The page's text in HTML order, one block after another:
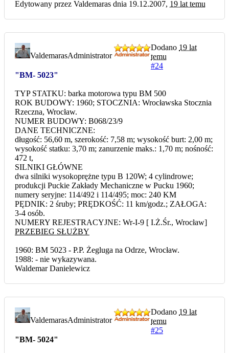
Edytowany przez Valdemaras dnia 19.12.2007, 19 lat temu
ValdemarasAdministrator
Dodano 19 lat
temu
#24
"BM- 5023"
TYP STATKU: barka motorowa typu BM 500
ROK BUDOWY: 1960; STOCZNIA: Wrocławska Stocznia
Rzeczna, Wrocław.
NUMER BUDOWY: B068/23/9
DANE TECHNICZNE:
długość: 56,60 m, szerokość: 7,58 m; wysokość burt: 2,00 m;
wysokość statku: 3,70 m; zanurzenie maks.: 1,70 m; nośność:
472 t,
SILNIKI GŁÓWNE
dwa silniki wysokoprężne typu B 120W; 4 cylindrowe;
produkcji Puckie Zakłady Mechaniczne w Pucku 1960;
numery seryjne: 114/492 i 114/495; moc: 240 KM
PĘDNIK: 2 śruby; PRĘDKOŚĆ: 11 km/godz.; ZAŁOGA:
3-4 osób.
NUMERY REJESTRACYJNE: Wr-I-9 [ I.Ż.Śr., Wrocław]
PRZEBIEG SŁUŻBY
1960: BM 5023 - P.P. Żegluga na Odrze, Wrocław.
1988: - nie wykazywana.
Waldemar Danielewicz
ValdemarasAdministrator
Dodano 19 lat
temu
#25
"BM- 5024"